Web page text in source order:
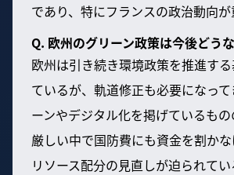
であり、特にフランスの政治動向が
Q. 欧州のグリーン政策は今後どう
欧州は引き続き環境政策を推進す
ているが、軌道修正も必要になっ
ーンやデジタル化を掲げているも
厳しい中で国防費にも資金を割かな
リソース配分の見直しが迫られてい